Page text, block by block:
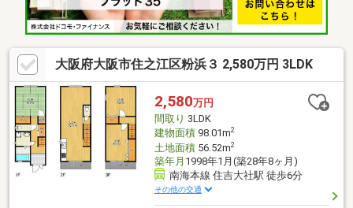
大阪府大阪市住之江区粉浜３ 2,580万円 3LDK
2,580万円
間取り 3LDK
建物面積98.01m2
土地面積56.52m2
築年月 1998年1月(築28年8ヶ月)
南海本線 住吉大社駅 徒歩6分
その他の交通